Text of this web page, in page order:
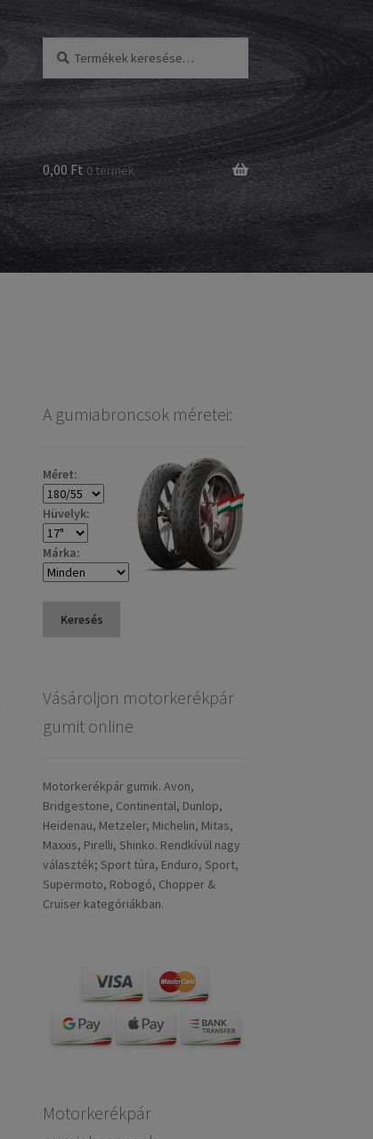
következőre:
0,00 Ft 0 termék
A gumiabroncsok méretei:
Méret:
Hüvelyk:
Márka:
Keresés
Vásároljon motorkerékpár
gumit online
Motorkerékpár gumik. Avon,
Bridgestone, Continental, Dunlop,
Heidenau, Metzeler, Michelin, Mitas,
Maxxis, Pirelli, Shinko. Rendkívül nagy
választék; Sport túra, Enduro, Sport,
Supermoto, Robogó, Chopper &
Cruiser kategóriákban.
Motorkerékpár